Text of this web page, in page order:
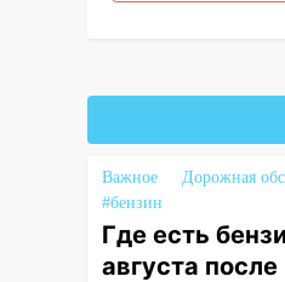
Фруктовой
13:30 В
улице
13:00
врезался в
автомобиль
Важное Дорожная
#бензин
Где есть
августа